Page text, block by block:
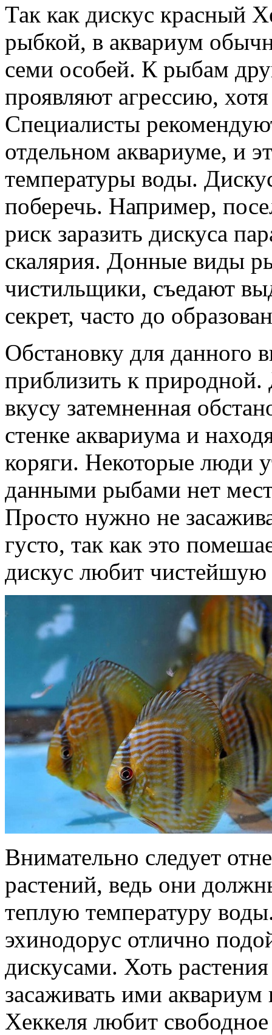
Так как дискус красный
рыбкой, в аквариум
семи особей. К рыбам
проявляют агрессию,
Специалисты
отдельном аквариуме, и
температуры воды.
поберечь. Например,
риск заразить дискуса
скалярия. Донные виды
чистильщики, съедают
секрет, часто до
Обстановку для данного
приблизить к природной.
вкусу затемненная
стенке аквариума и
коряги. Некоторые люди
данными рыбами нет
Просто нужно не
густо, так как это
дискус любит чистейшую
Внимательно следует
растений, ведь они
теплую температуру
эхинодорус отлично
дискусами. Хоть
засаживать ими
Хеккеля любит